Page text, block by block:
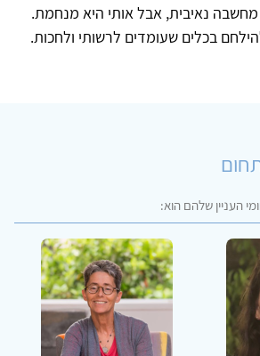
מחשבה נאיבית, אבל אותי היא מנחמת.
בכלים שעומדים לרשותי ולחכות.
העניין שלהם הוא: